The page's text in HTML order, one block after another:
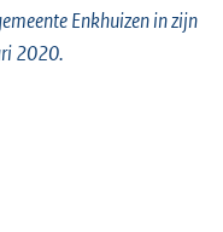
Enkhuizen in zijn
2020.